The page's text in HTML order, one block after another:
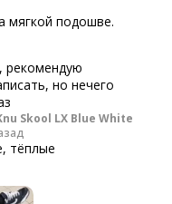
мягкой подошве.
рекомендую
но нечего
Skool LX Blue White
тёплые